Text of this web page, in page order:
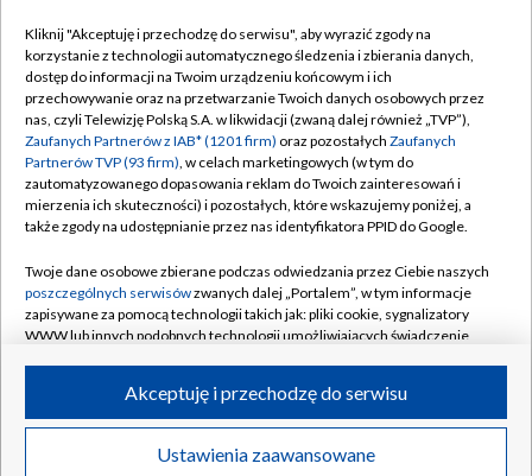
TVP
Abonament TVP
Emisja w TVP
Centrum informacji TVP
Naziemna Telewizja Cyfrowa
Rada Programowa
System NOS
Informacje o nadawcy
Program dla prasy
Regulamin TVP
Polityka prywatności
Moje zgody
Pomoc
Kontakt
Kanały
©2026 Telewizja Polska S.A. w likwidacji
Kliknij "Akceptuję i przechodzę do serwisu", aby wyrazić zgody na
korzystanie z technologii automatycznego śledzenia i zbierania danych,
dostęp do informacji na Twoim urządzeniu końcowym i ich
przechowywanie oraz na przetwarzanie Twoich danych osobowych przez
nas, czyli Telewizję Polską S.A. w likwidacji (zwaną dalej również „TVP”),
Zaufanych Partnerów z IAB* (1201 firm) oraz pozostałych Zaufanych
Partnerów TVP (93 firm), w celach marketingowych (w tym do
zautomatyzowanego dopasowania reklam do Twoich zainteresowań i
mierzenia ich skuteczności) i pozostałych, które wskazujemy poniżej, a
także zgody na udostępnianie przez nas identyfikatora PPID do Google.
Twoje dane osobowe zbierane podczas odwiedzania przez Ciebie naszych
poszczególnych serwisówzwanych dalej „Portalem”, w tym informacje
zapisywane za pomocą technologii takich jak: pliki cookie, sygnalizatory
WWW lub innych podobnych technologii umożliwiających świadczenie
ruchu w Internecie.
Twoje dane osobowe zbierane podczas odwiedzania przez Ciebie
poszczególnych serwisówna Portalu, takie jak adresy IP, identyfikatory
Ustawienia zaawansowane
Akceptuję i przechodzę do serwisu